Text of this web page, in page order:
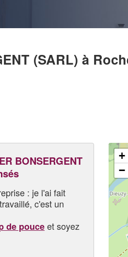
(SARL) à
BONSERGENT
: je l'ai fait
c'est un
de pouceet soyez
+
−